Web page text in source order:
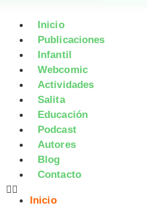
Inicio
Publicaciones
Infantil
Webcomic
Actividades
Salita
Educación
Podcast
Autores
Blog
Contacto
Inicio